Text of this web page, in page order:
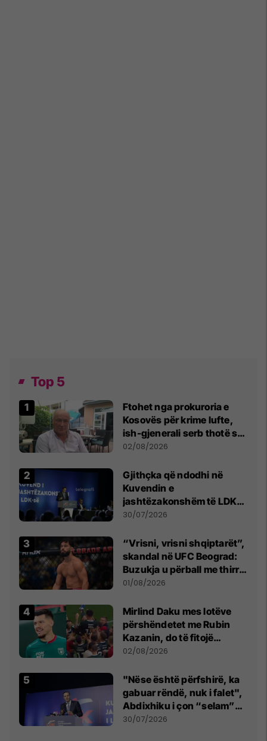
Top 5
Ftohet nga prokuroria e
Kosovës për krime lufte,
ish-gjenerali serb thotë se
dikush e tradhtoi në
02/08/2026
Gjithçka që ndodhi në
Kuvendin e
jashtëzakonshëm të LDK-
së
30/07/2026
“Vrisni, vrisni shqiptarët”,
skandal në UFC Beograd:
Buzukja u përball me thirrje
anti-shqiptare nga
01/08/2026
Mirlind Daku mes lotëve
përshëndetet me Rubin
Kazanin, do të fitojë
miliona te Spartak Moska
02/08/2026
"Nëse është përfshirë, ka
gabuar rëndë, nuk i falet",
Abdixhiku i çon “selam”
Përparim Ramës
30/07/2026